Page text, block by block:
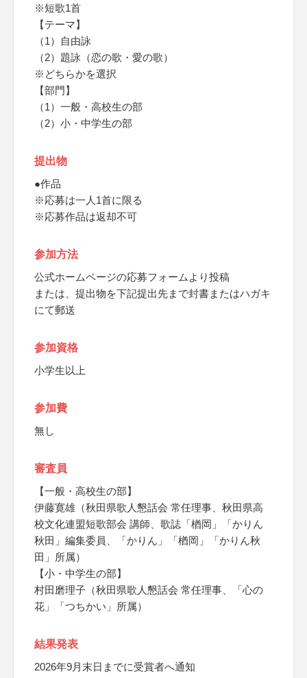
※短歌1首
【テーマ】
（1）自由詠
（2）題詠（恋の歌・愛の歌）
※どちらかを選択
【部門】
（1）一般・高校生の部
（2）小・中学生の部
提出物
●作品
※応募は一人1首に限る
※応募作品は返却不可
参加方法
公式ホームページの応募フォームより投稿
または、提出物を下記提出先まで封書またはハガキ
にて郵送
参加資格
小学生以上
参加費
無し
審査員
【一般・高校生の部】
伊藤寛雄（秋田県歌人懇話会 常任理事、秋田県高
校文化連盟短歌部会 講師、歌誌「楢岡」「かりん
秋田」編集委員、「かりん」「楢岡」「かりん秋
田」所属）
【小・中学生の部】
村田磨理子（秋田県歌人懇話会 常任理事、「心の
花」「つちかい」所属）
結果発表
2026年9月末日までに受賞者へ通知